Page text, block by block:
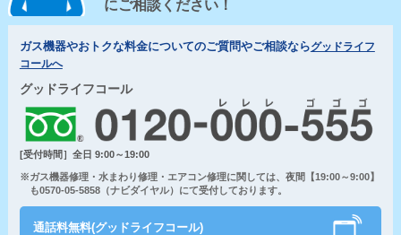
にご相談ください！
ガス機器やおトクな料金についてのご質問やご相談ならグッドライフ
コールへ
グッドライフコール
[受付時間］全日 9:00～19:00
※ガス機器修理・水まわり修理・エアコン修理に関しては、夜間【19:00～9:00】
も0570-05-5858（ナビダイヤル）にて受付しております。
通話料無料(グッドライフコール)